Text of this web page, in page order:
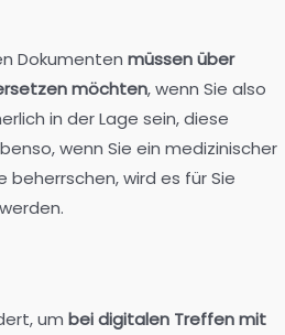
Dokumenten müssen über
möchten, wenn Sie also
in der Lage sein, diese
wenn Sie ein medizinischer
beherrschen, wird es für Sie
um bei digitalen Treffen mit